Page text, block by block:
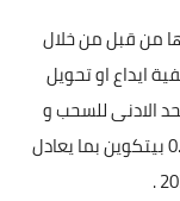
من قبل من خلال
ايداع او تحويل
الادنى للسحب و
ايداع العملة الرقمية خلال حسابك بقيمة 0.0001 بيتكوين بما يعادل